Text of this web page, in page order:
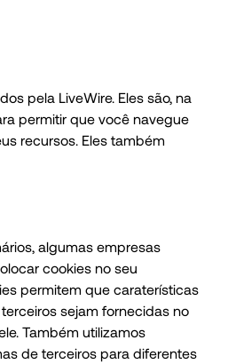
pela LiveWire. Eles são, na
permitir que você navegue
recursos. Eles também
algumas empresas
cookies no seu
permitem que caraterísticas
sejam fornecidas no
Também utilizamos
de terceiros para diferentes